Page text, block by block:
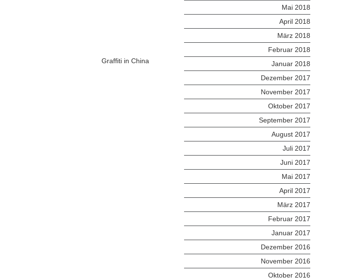
Graffiti in China
Mai 2018
April 2018
März 2018
Februar 2018
Januar 2018
Dezember 2017
November 2017
Oktober 2017
September 2017
August 2017
Juli 2017
Juni 2017
Mai 2017
April 2017
März 2017
Februar 2017
Januar 2017
Dezember 2016
November 2016
Oktober 2016